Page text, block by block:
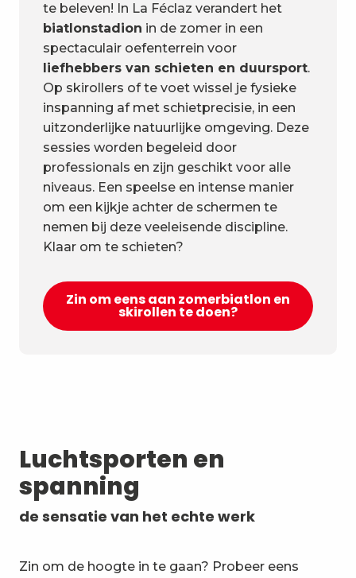
te beleven! In La Féclaz verandert het
biatlonstadion in de zomer in een
spectaculair oefenterrein voor
liefhebbers van schieten en duursport.
Op skirollers of te voet wissel je fysieke
inspanning af met schietprecisie, in een
uitzonderlijke natuurlijke omgeving. Deze
sessies worden begeleid door
professionals en zijn geschikt voor alle
niveaus. Een speelse en intense manier
om een kijkje achter de schermen te
nemen bij deze veeleisende discipline.
Klaar om te schieten?
Zin om eens aan zomerbiatlon en
skirollen te doen?
Luchtsporten en
spanning
de sensatie van het echte werk
Zin om de hoogte in te gaan? Probeer eens